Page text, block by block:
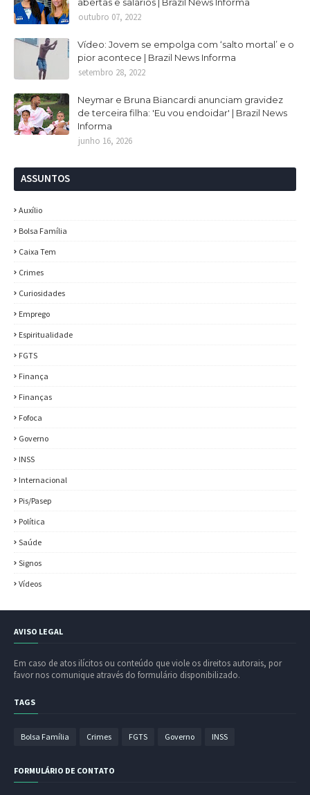
outubro 07, 2022
Vídeo: Jovem se empolga com ‘salto mortal’ e o
pior acontece | Brazil News Informa
setembro 28, 2022
Neymar e Bruna Biancardi anunciam gravidez
de terceira filha: 'Eu vou endoidar' | Brazil News
Informa
junho 16, 2026
ASSUNTOS
Auxílio
Bolsa Família
Caixa Tem
Crimes
Curiosidades
Emprego
Espiritualidade
FGTS
Finança
Finanças
Fofoca
Governo
INSS
Internacional
Pis/Pasep
Política
Saúde
Signos
Vídeos
AVISO LEGAL
Em caso de atos ilícitos ou conteúdo que viole os direitos autorais, por
favor nos comunique através do formulário disponibilizado.
TAGS
Bolsa Família Crimes FGTS Governo INSS
FORMULÁRIO DE CONTATO